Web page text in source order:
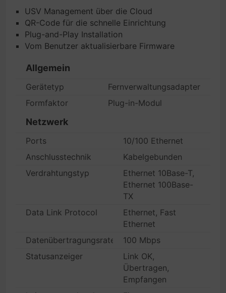
USV Management über die Cloud
QR-Code für die schnelle Einrichtung
Plug-and-Play Installation
Vom Benutzer aktualisierbare Firmware
Allgemein
Gerätetyp
Fernverwaltungsadapter
Formfaktor
Plug-in-Modul
Netzwerk
Ports
10/100 Ethernet
Anschlusstechnik
Kabelgebunden
Verdrahtungstyp
Ethernet 10Base-T,
Ethernet 100Base-
TX
Data Link Protocol
Ethernet, Fast
Ethernet
Datenübertragungsrate
100 Mbps
Statusanzeiger
Link OK,
Übertragen,
Empfangen